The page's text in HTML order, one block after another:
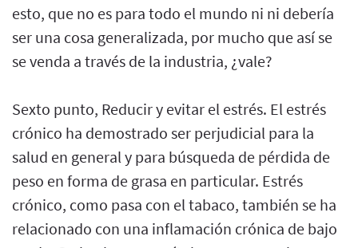
esto, que no es para todo el mundo ni ni debería
ser una cosa generalizada, por mucho que así se
se venda a través de la industria, ¿vale?
Sexto punto, Reducir y evitar el estrés. El estrés
crónico ha demostrado ser perjudicial para la
salud en general y para búsqueda de pérdida de
peso en forma de grasa en particular. Estrés
crónico, como pasa con el tabaco, también se ha
relacionado con una inflamación crónica de bajo